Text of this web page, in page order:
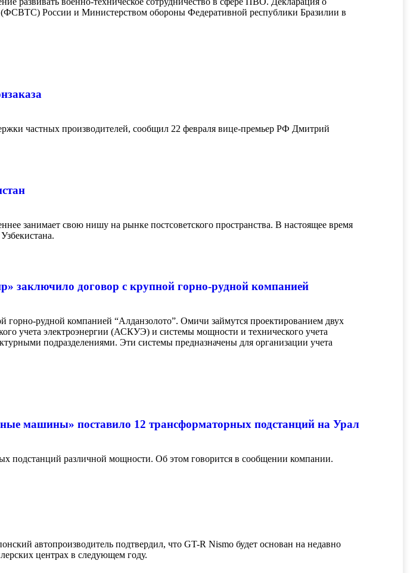
России и Министерством обороны Федеративной республики Бразилии в
частных производителей, сообщил 22 февраля вице-премьер РФ Дмитрий
занимает свою нишу на рынке постсоветского пространства. В настоящее время
заключило договор с крупной горно-рудной компанией
рудной компанией “Алданзолото”. Омичи займутся проектированием двух
учета электроэнергии (АСКУЭ) и системы мощности и технического учета
подразделениями. Эти системы предназначены для организации учета
машины» поставило 12 трансформаторных подстанций на Урал
различной мощности. Об этом говорится в сообщении компании.
автопроизводитель подтвердил, что GT-R Nismo будет основан на недавно
центрах в следующем году.